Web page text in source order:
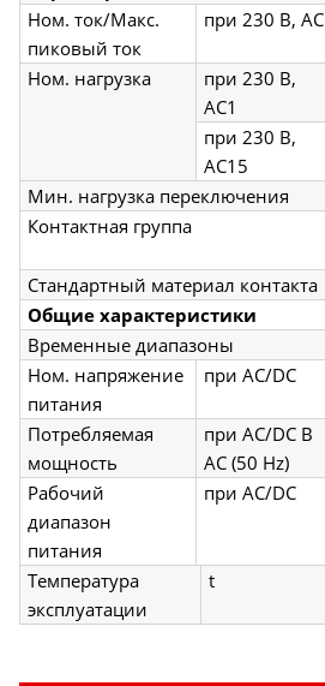
Ном. ток/Макс.
пиковый ток
при 230 В, AC
Ном. нагрузка
при 230 В,
AC1
при 230 В,
AC15
Мин. нагрузка переключения
Контактная группа
Стандартный материал контакта
Общие характеристики
Временные диапазоны
Ном. напряжение
питания
при AC/DC
Потребляемая
мощность
при AC/DC В
AC (50 Hz)
Рабочий
диапазон
питания
при AC/DC
Температура
эксплуатации
t